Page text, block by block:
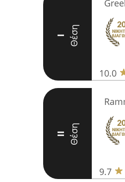
I Θέση
10.0
II Θέση
9.7